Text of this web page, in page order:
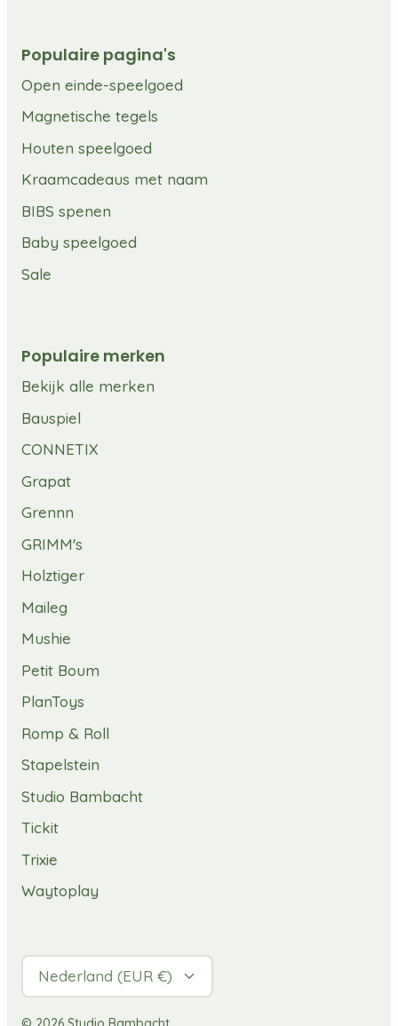
Populaire pagina's
Open einde-speelgoed
Magnetische tegels
Houten speelgoed
Kraamcadeaus met naam
BIBS spenen
Baby speelgoed
Sale
Populaire merken
Bekijk alle merken
Bauspiel
CONNETIX
Grapat
Grennn
GRIMM's
Holztiger
Maileg
Mushie
Petit Boum
PlanToys
Romp & Roll
Stapelstein
Studio Bambacht
Tickit
Trixie
Waytoplay
Valuta
Nederland (EUR €)